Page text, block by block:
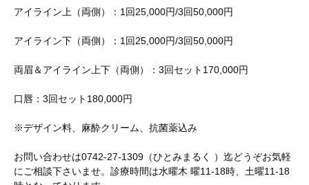
アイライン上（両側）：1回25,000円/3回50,000円
アイライン下（両側）：1回25,000円/3回50,000円
両眉＆アイライン上下（両側）：3回セット170,000円
口唇：3回セット180,000円
※デザイン料、麻酔クリーム、抗菌薬込み
お問い合わせは0742-27-1309（ひとみまるく ）迄どうぞお気軽
にご相談下さいませ。診療時間は水曜木 曜11-18時、土曜11-18